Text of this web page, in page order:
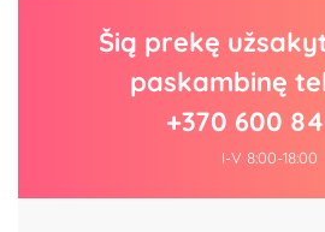
Šią prekę
paskambinę
+370 600
I-V 8:00-18:00